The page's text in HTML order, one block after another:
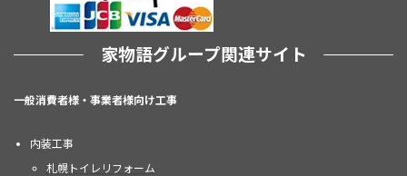
家物語グループ関連サイト
一般消費者様・事業者様向け工事
内装工事
札幌トイレリフォーム